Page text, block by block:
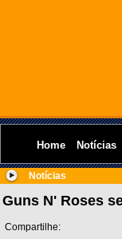
Home Notícias
Notícias
Guns N' Roses
Compartilhe: